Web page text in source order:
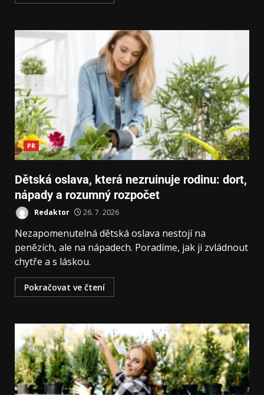
PR
Dětská oslava, která nezruinuje rodinu: dort,
nápady a rozumný rozpočet
Redaktor 26. 7. 2026
Nezapomenutelná dětská oslava nestojí na
penězích, ale na nápadech. Poradíme, jak ji zvládnout
chytře a s láskou.
Pokračovat ve čtení